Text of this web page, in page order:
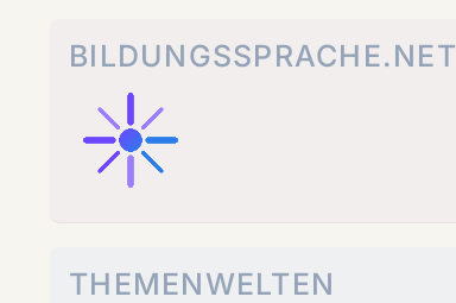
BILDUNGSSPRACHE.NET
THEMENWELTEN